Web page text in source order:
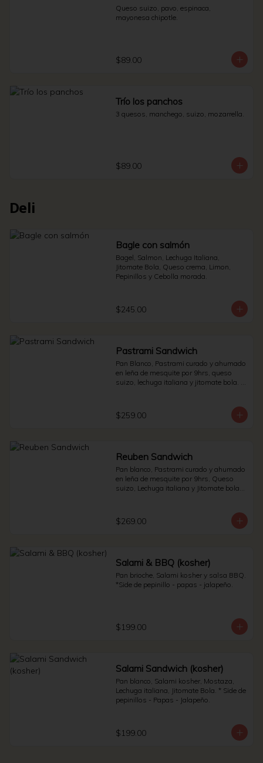
Queso suizo, pavo, espinaca,
mayonesa chipotle.
$89.00
Trío los panchos
3 quesos, manchego, suizo, mozarrella.
$89.00
Deli
Bagle con salmón
Bagel, Salmon, Lechuga Italiana,
Jitomate Bola, Queso crema, Limon,
Pepinillos y Cebolla morada.
$245.00
Pastrami Sandwich
Pan Blanco, Pastrami curado y ahumado
en leña de mesquite por 9hrs, queso
suizo, lechuga italiana y jitomate bola. *
$259.00
Reuben Sandwich
Pan blanco, Pastrami curado y ahumado
en leña de mesquite por 9hrs, Queso
suizo, Lechuga italiana y Jitomate bola. *
$269.00
Salami & BBQ (kosher)
Pan brioche, Salami kosher y salsa BBQ.
*Side de pepinillo - papas - jalapeño.
$199.00
Salami Sandwich (kosher)
Pan blanco, Salami kosher, Mostaza,
Lechuga italiana, Jitomate Bola. * Side de
pepinillos - Papas - Jalapeño.
$199.00